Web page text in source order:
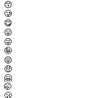
😙
🥲
😋
😛
😜
🤪
😝
🤑
🤗
🤭
🫢